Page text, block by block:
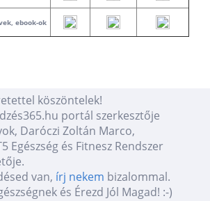
ebook-ok
köszöntelek!
portál szerkesztője
Daróczi Zoltán Marco,
Egészség és Fitnesz Rendszer
van, írj nekem bizalommal.
és Érezd Jól Magad! :-)